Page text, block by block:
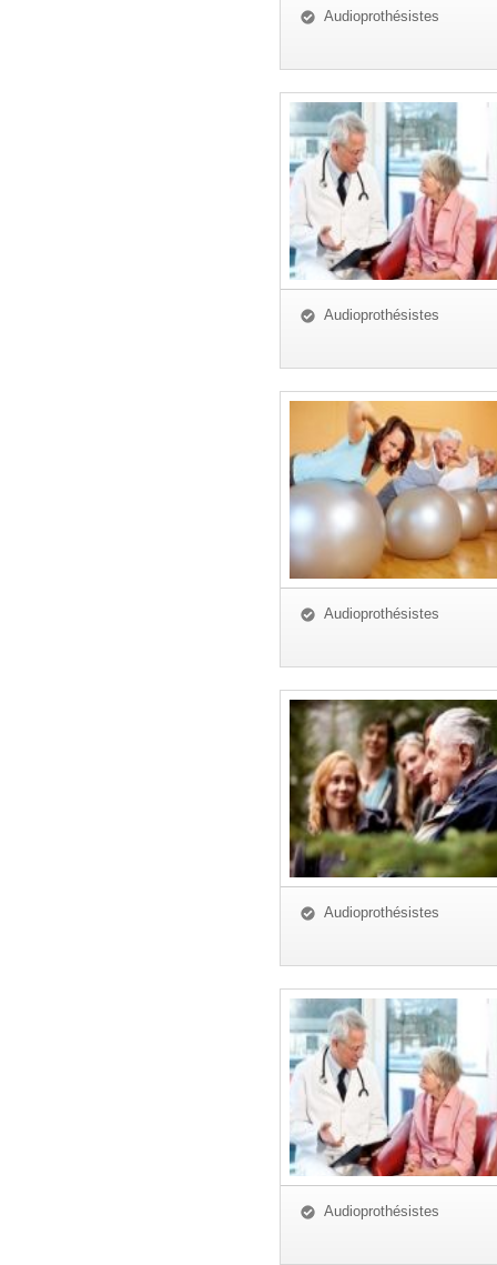
Audioprothésistes
Audioprothésistes
Audioprothésistes
Audioprothésistes
Audioprothésistes